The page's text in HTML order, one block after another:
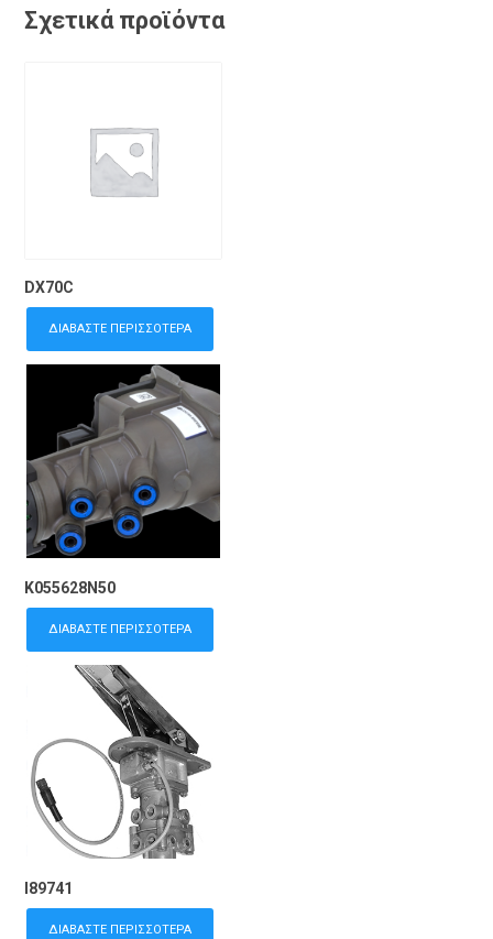
Σχετικά προϊόντα
DX70C
ΔΙΑΒΆΣΤΕ ΠΕΡΙΣΣΌΤΕΡΑ
K055628N50
ΔΙΑΒΆΣΤΕ ΠΕΡΙΣΣΌΤΕΡΑ
I89741
ΔΙΑΒΆΣΤΕ ΠΕΡΙΣΣΌΤΕΡΑ